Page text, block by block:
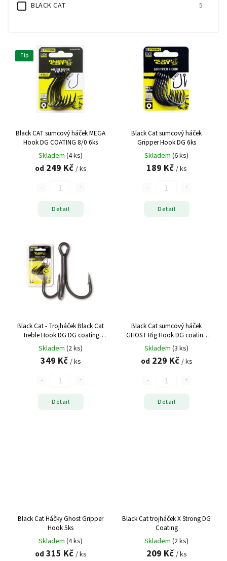
BLACK CAT 5
Tip
Black CAT sumcový háček MEGA
Hook DG COATING 8/0 6ks
Skladem (4 ks)
od 249 Kč / ks
Detail
Black Cat sumcový háček
Gripper Hook DG 6ks
Skladem (6 ks)
189 Kč / ks
Detail
Black Cat - Trojháček Black Cat
Treble Hook DG DG coating
5pcs
Skladem (2 ks)
349 Kč / ks
Detail
Black Cat sumcový háček
GHOST Rig Hook DG coating
Skladem (3 ks)
od 229 Kč / ks
Detail
Black Cat Háčky Ghost Gripper
Hook 5ks
Skladem (4 ks)
od 315 Kč / ks
Black Cat trojháček X Strong DG
Coating
Skladem (2 ks)
209 Kč / ks